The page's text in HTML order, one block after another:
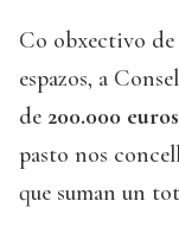
Co obxectivo de
espazos, a
de 200.000 euros
pasto nos
que suman un